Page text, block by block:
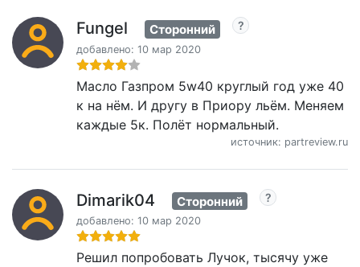
Fungel Сторонний
добавлено: 10 мар 2020
Масло Газпром 5w40 круглый год уже 40
к на нём. И другу в Приору льём. Меняем
каждые 5к. Полёт нормальный.
источник: partreview.ru
Dimarik04 Сторонний
добавлено: 10 мар 2020
Решил попробовать Лучок, тысячу уже